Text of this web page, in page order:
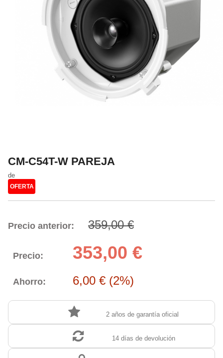
CM-C54T-W PAREJA
de
OFERTA
Precio anterior: 359,00 €
Precio: 353,00 €
Ahorro: 6,00 € (2%)
2 años de garantía oficial
14 días de devolución